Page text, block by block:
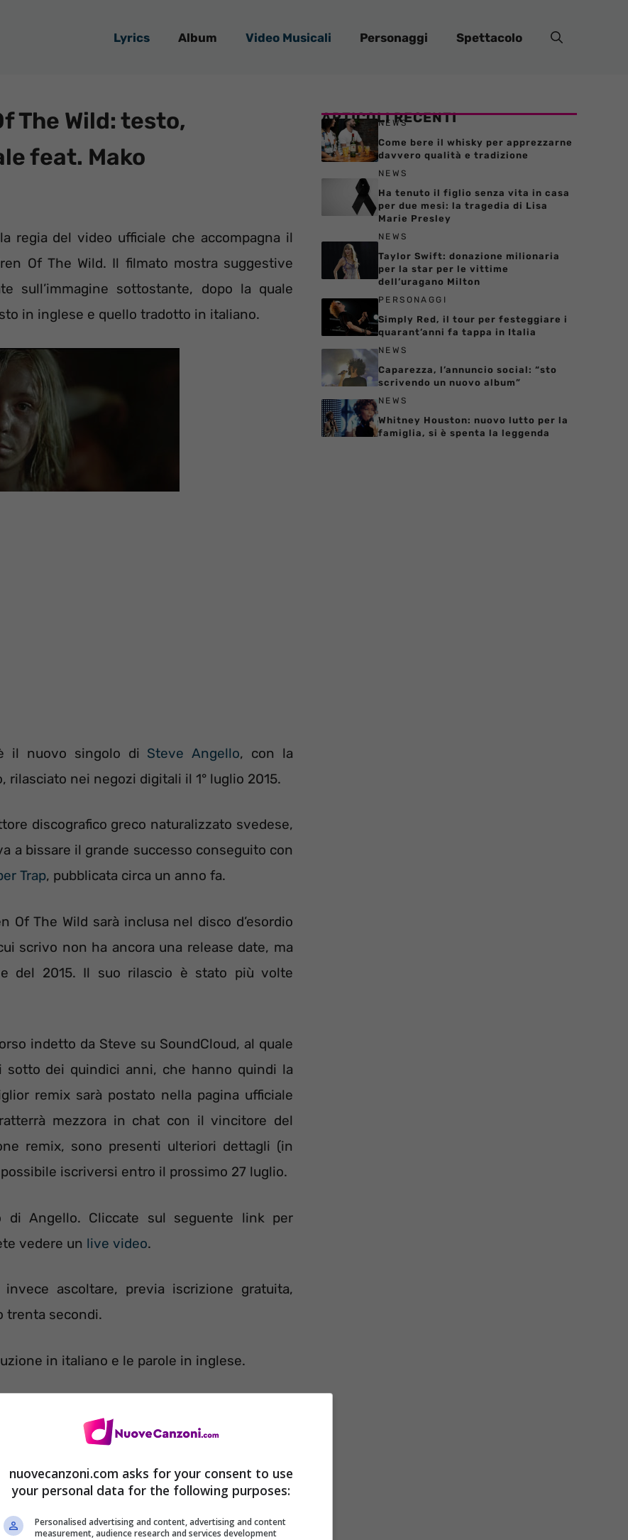
Lyrics Album Video Musicali Personaggi Spettacolo
The Wild: testo,
feat. Mako
regia del video ufficiale che accompagna il
Of The Wild. Il filmato mostra suggestive
sull’immagine sottostante, dopo la quale
in inglese e quello tradotto in italiano.
il nuovo singolo di Steve Angello, con la
rilasciato nei negozi digitali il 1° luglio 2015.
discografico greco naturalizzato svedese,
a bissare il grande successo conseguito con
Trap, pubblicata circa un anno fa.
Of The Wild sarà inclusa nel disco d’esordio
scrivo non ha ancora una release date, ma
del 2015. Il suo rilascio è stato più volte
indetto da Steve su SoundCloud, al quale
sotto dei quindici anni, che hanno quindi la
remix sarà postato nella pagina ufficiale
mezzora in chat con il vincitore del
remix, sono presenti ulteriori dettagli (in
iscriversi entro il prossimo 27 luglio.
Angello. Cliccate sul seguente link per
vedere un live video.
ascoltare, previa iscrizione gratuita,
trenta secondi.
in italiano e le parole in inglese.
ARTICOLI RECENTI
NEWS
Come bere il whisky per apprezzarne
davvero qualità e tradizione
NEWS
Ha tenuto il figlio senza vita in casa
per due mesi: la tragedia di Lisa
Marie Presley
NEWS
Taylor Swift: donazione milionaria
per la star per le vittime
dell’uragano Milton
PERSONAGGI
Simply Red, il tour per festeggiare i
quarant’anni fa tappa in Italia
NEWS
Caparezza, l’annuncio social: “sto
scrivendo un nuovo album”
NEWS
Whitney Houston: nuovo lutto per la
famiglia, si è spenta la leggenda
nuovecanzoni.com asks for your consent to use
your personal data for the following purposes:
Personalised advertising and content, advertising and content
measurement, audience research and services development